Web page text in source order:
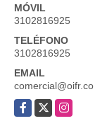
MÓVIL
3102816925
TELÉFONO
3102816925
EMAIL
comercial@oifr.co
Facebook
X Instagram